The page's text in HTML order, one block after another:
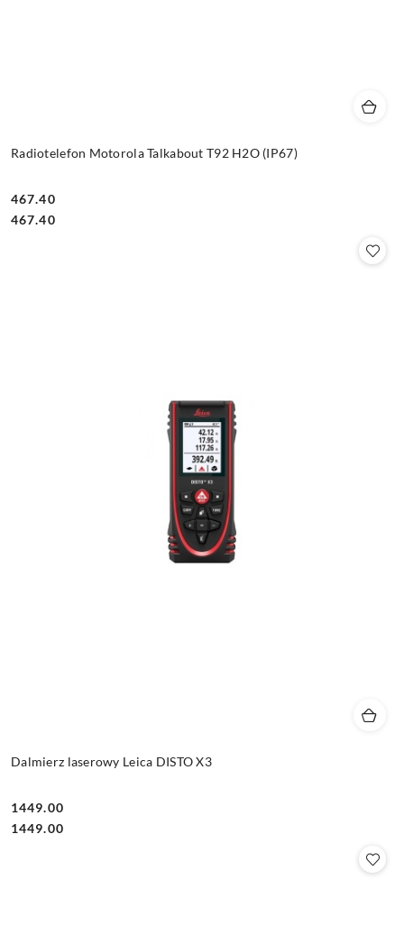
Radiotelefon Motorola Talkabout T92 H2O (IP67)
Cena:
467.40
Cena:
467.40
Dalmierz laserowy Leica DISTO X3
Cena:
1449.00
Cena:
1449.00